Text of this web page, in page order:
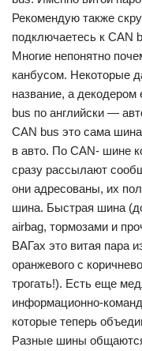
Рекомендую также
подключаетесь к CAN
Многие непонятно
канбусом. Некоторые
название, а декодером
bus по английски —
CAN bus это сама
в авто. По CAN- шине
сразу рассылают
они адресованы, их
шина. Быстрая шина
airbag, тормозами и
ВАГах это витая пара
оранжевого с
трогать!). Есть еще
информационно-
которые теперь
Разные шины